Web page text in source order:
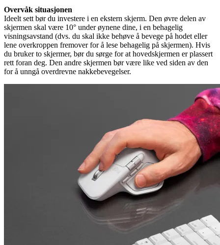
Overvåk situasjonen
Ideelt sett bør du investere i en ekstern skjerm. Den øvre delen av
skjermen skal være 10° under øynene dine, i en behagelig
visningsavstand (dvs. du skal ikke behøve å bevege på hodet eller
lene overkroppen fremover for å lese behagelig på skjermen). Hvis
du bruker to skjermer, bør du sørge for at hovedskjermen er plassert
rett foran deg. Den andre skjermen bør være like ved siden av den
for å unngå overdrevne nakkebevegelser.